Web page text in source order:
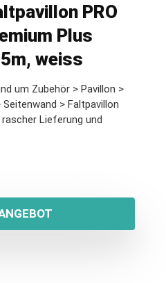
PRO
Plus
weiss
um Zubehör > Pavillon >
> Faltpavillon
Lieferung und